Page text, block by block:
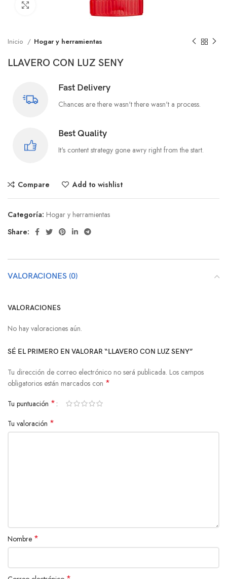
Inicio Hogar y herramientas
LLAVERO CON LUZ SENY
Fast Delivery
Chances are there wasn't there wasn't a process.
Best Quality
It's content strategy gone awry right from the start.
Compare Add to wishlist
Categoría: Hogar y herramientas
Share:
VALORACIONES (0)
VALORACIONES
No hay valoraciones aún.
SÉ EL PRIMERO EN VALORAR “LLAVERO CON LUZ SENY”
Tu dirección de correo electrónico no será publicada. Los campos
obligatorios están marcados con *
Tu puntuación *
Tu valoración *
Nombre *